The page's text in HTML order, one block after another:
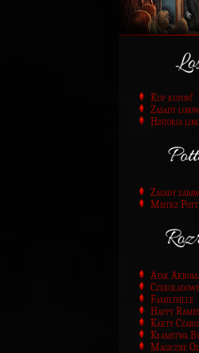
Kup kupon!
Zasady
Historia
Zasady
Mistrz
Atak
Familiville
Happy Rames
Karty
Kłamstwa
Magiczne